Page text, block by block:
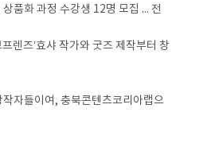
품화 과정 수강생 12명 모집 ... 전
렌즈’효샤 작가와 굿즈 제작부터 창
자들이여, 충북콘텐츠코리아랩으